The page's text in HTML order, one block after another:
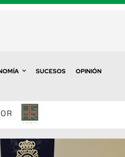
SUCESOS OPINIÓN